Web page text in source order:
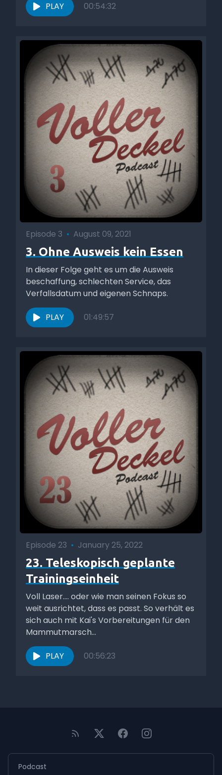
PLAY 00:54:32
Episode 3 • August 09, 2021
3. Ohne Ausweis kein Essen
In dieser Folge geht es um die Ausweis
beschaffung, schlechten Service, das
Verfallsdatum und eigenen Schnaps.
PLAY 01:49:57
Episode 23 • January 25, 2022
23. Teleskopisch geplante
Trainingseinheit
Voll Laser.... oder wie man seinen Fokus so
weit ausrichtet, dass es passt. So verhält es
sich auch mit Kai's Vorbereitungen für den
Mammutmarsch...
PLAY 00:56:23
Podcast